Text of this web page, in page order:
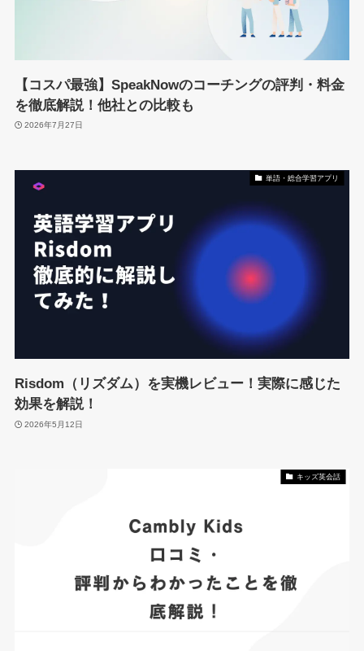
【コスパ最強】SpeakNowのコーチングの評判・料金
を徹底解説！他社との比較も
2026年7月27日
単語・総合学習アプリ
Risdom（リズダム）を実機レビュー！実際に感じた
効果を解説！
2026年5月12日
キッズ英会話